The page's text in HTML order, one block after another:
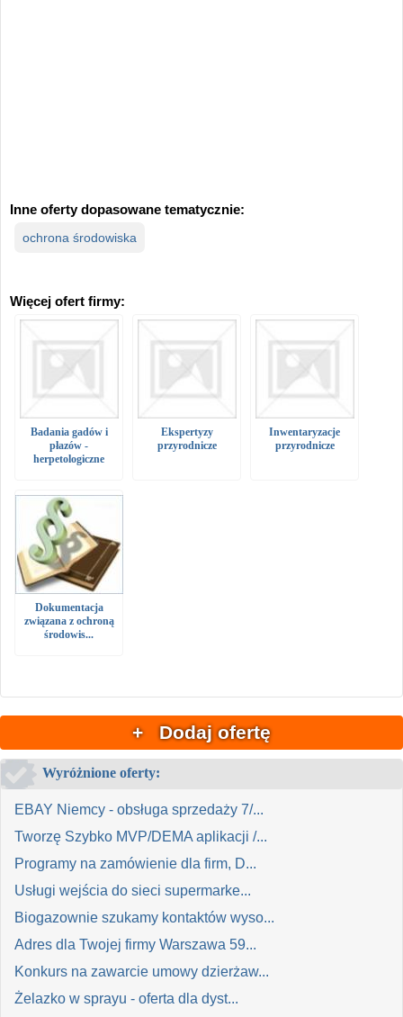
Inne oferty dopasowane tematycznie:
ochrona środowiska
Więcej ofert firmy:
Badania gadów i
płazów -
herpetologiczne
Ekspertyzy
przyrodnicze
Inwentaryzacje
przyrodnicze
Dokumentacja
związana z ochroną
środowis...
+ Dodaj ofertę
Wyróżnione oferty:
EBAY Niemcy - obsługa sprzedaży 7/...
Tworzę Szybko MVP/DEMA aplikacji /...
Programy na zamówienie dla firm, D...
Usługi wejścia do sieci supermarke...
Biogazownie szukamy kontaktów wyso...
Adres dla Twojej firmy Warszawa 59...
Konkurs na zawarcie umowy dzierżaw...
Żelazko w sprayu - oferta dla dyst...